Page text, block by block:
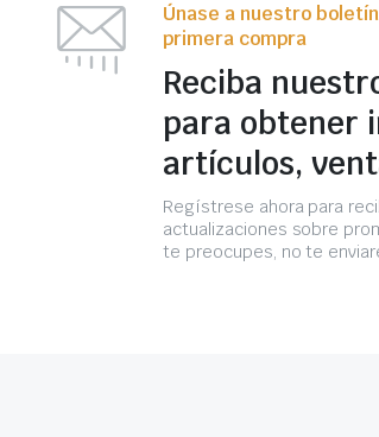
Únase a nuestro
primera compra
Reciba
para obtener
artículos,
Regístrese ahora para
actualizaciones sobre
te preocupes, no te